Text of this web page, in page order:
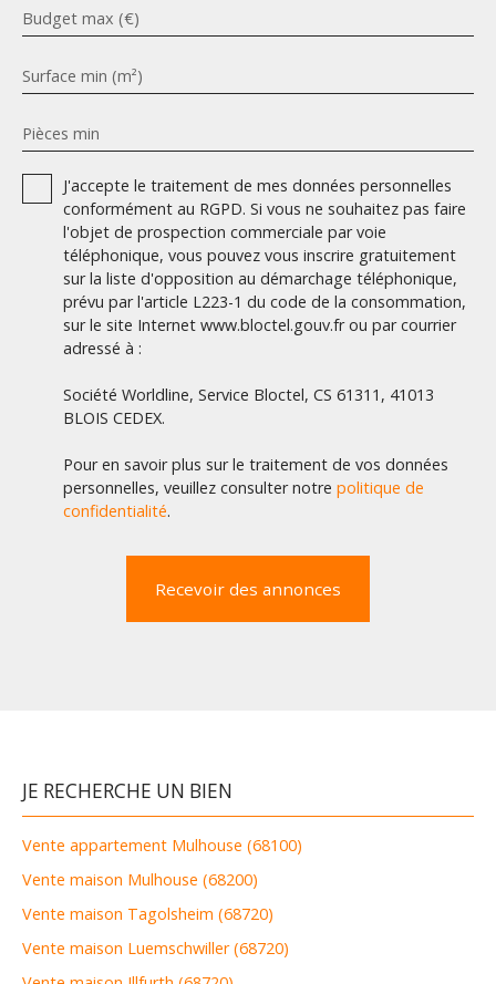
Budget max (€)
Surface min (m²)
Pièces min
J'accepte le traitement de mes données personnelles
conformément au RGPD. Si vous ne souhaitez pas faire
l'objet de prospection commerciale par voie
téléphonique, vous pouvez vous inscrire gratuitement
sur la liste d'opposition au démarchage téléphonique,
prévu par l'article L223-1 du code de la consommation,
sur le site Internet www.bloctel.gouv.fr ou par courrier
adressé à :
Société Worldline, Service Bloctel, CS 61311, 41013
BLOIS CEDEX.
Pour en savoir plus sur le traitement de vos données
personnelles, veuillez consulter notre politique de
confidentialité.
Recevoir des annonces
JE RECHERCHE UN BIEN
Vente appartement Mulhouse (68100)
Vente maison Mulhouse (68200)
Vente maison Tagolsheim (68720)
Vente maison Luemschwiller (68720)